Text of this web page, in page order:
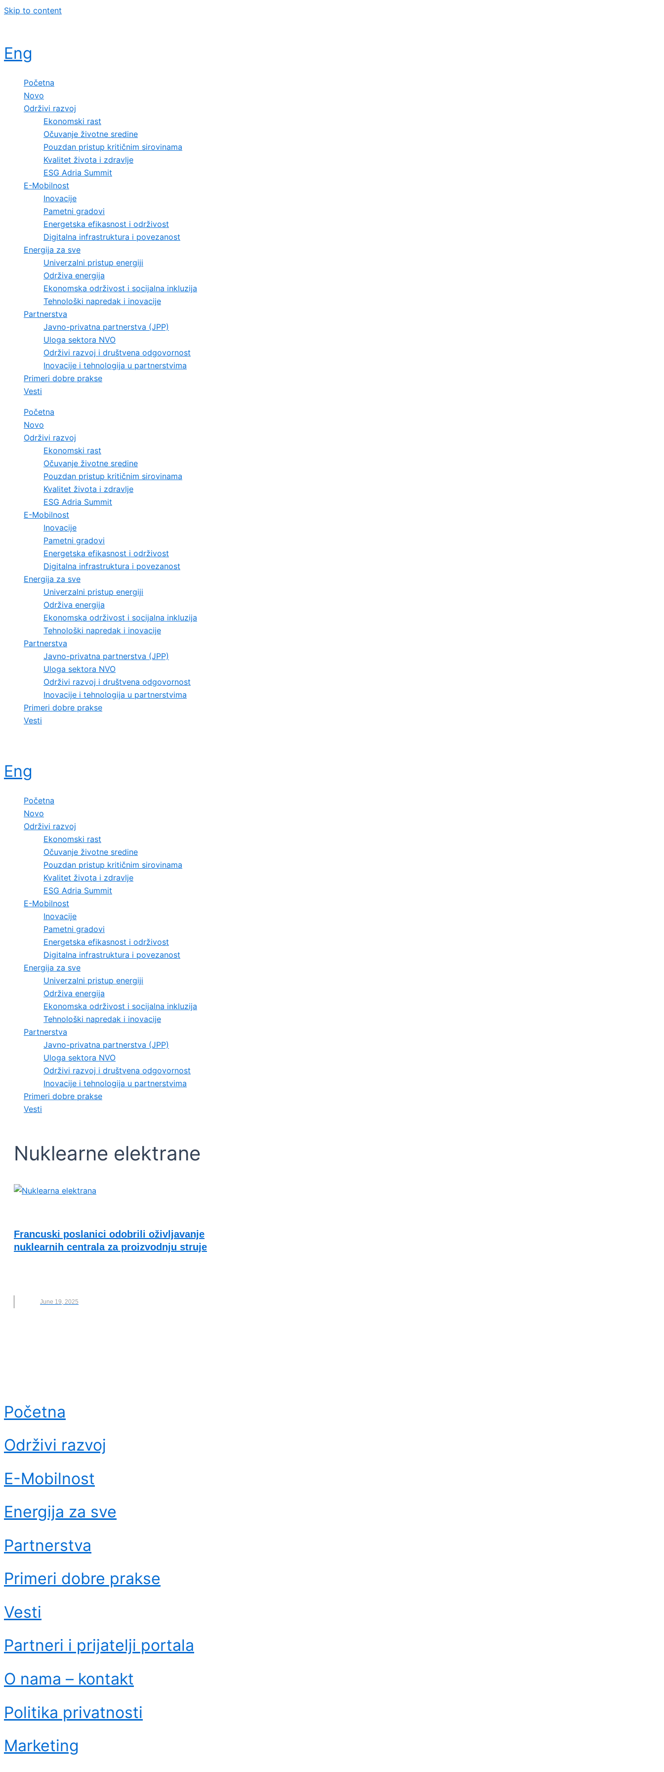
Skip to content
Eng
Početna
Novo
Održivi razvoj
Ekonomski rast
Očuvanje životne sredine
Pouzdan pristup kritičnim sirovinama
Kvalitet života i zdravlje
ESG Adria Summit
E-Mobilnost
Inovacije
Pametni gradovi
Energetska efikasnost i održivost
Digitalna infrastruktura i povezanost
Energija za sve
Univerzalni pristup energiji
Održiva energija
Ekonomska održivost i socijalna inkluzija
Tehnološki napredak i inovacije
Partnerstva
Javno-privatna partnerstva (JPP)
Uloga sektora NVO
Održivi razvoj i društvena odgovornost
Inovacije i tehnologija u partnerstvima
Primeri dobre prakse
Vesti
Početna
Novo
Održivi razvoj
Ekonomski rast
Očuvanje životne sredine
Pouzdan pristup kritičnim sirovinama
Kvalitet života i zdravlje
ESG Adria Summit
E-Mobilnost
Inovacije
Pametni gradovi
Energetska efikasnost i održivost
Digitalna infrastruktura i povezanost
Energija za sve
Univerzalni pristup energiji
Održiva energija
Ekonomska održivost i socijalna inkluzija
Tehnološki napredak i inovacije
Partnerstva
Javno-privatna partnerstva (JPP)
Uloga sektora NVO
Održivi razvoj i društvena odgovornost
Inovacije i tehnologija u partnerstvima
Primeri dobre prakse
Vesti
Eng
Početna
Novo
Održivi razvoj
Ekonomski rast
Očuvanje životne sredine
Pouzdan pristup kritičnim sirovinama
Kvalitet života i zdravlje
ESG Adria Summit
E-Mobilnost
Inovacije
Pametni gradovi
Energetska efikasnost i održivost
Digitalna infrastruktura i povezanost
Energija za sve
Univerzalni pristup energiji
Održiva energija
Ekonomska održivost i socijalna inkluzija
Tehnološki napredak i inovacije
Partnerstva
Javno-privatna partnerstva (JPP)
Uloga sektora NVO
Održivi razvoj i društvena odgovornost
Inovacije i tehnologija u partnerstvima
Primeri dobre prakse
Vesti
Nuklearne elektrane
Francuski poslanici odobrili oživljavanje
nuklearnih centrala za proizvodnju struje
June 19, 2025
Početna
Održivi razvoj
E-Mobilnost
Energija za sve
Partnerstva
Primeri dobre prakse
Vesti
Partneri i prijatelji portala
O nama – kontakt
Politika privatnosti
Marketing